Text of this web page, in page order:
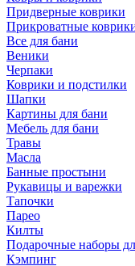
Придверные коврики
Прикроватные
Все для бани
Веники
Черпаки
Коврики и подстилки
Шапки
Картины для бани
Мебель для бани
Травы
Масла
Банные простыни
Рукавицы и варежки
Тапочки
Парео
Килты
Подарочные наборы
Кэмпинг